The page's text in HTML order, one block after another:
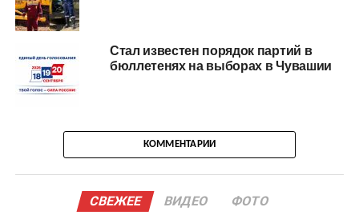
Стал известен порядок партий в
бюллетенях на выборах в Чувашии
КОММЕНТАРИИ
СВЕЖЕЕ ВИДЕО ФОТО